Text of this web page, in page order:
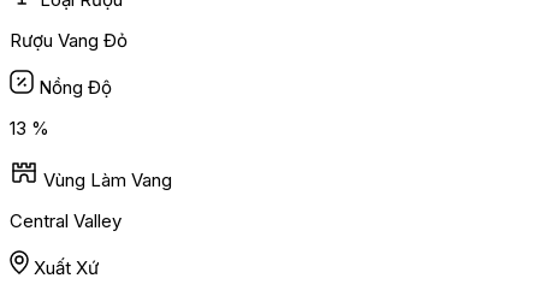
Rượu Vang Đỏ
Nồng Độ
13 %
Vùng Làm Vang
Central Valley
Xuất Xứ